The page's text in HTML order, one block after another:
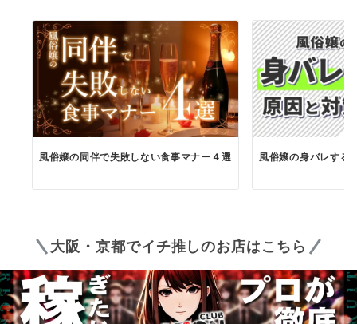
風俗嬢の同伴で失敗しない食事マナー４選 風俗嬢の身バレする
大阪・京都でイチ推しのお店はこちら